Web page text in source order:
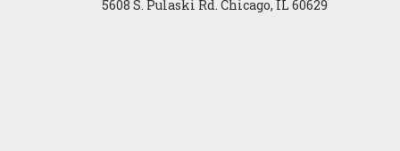
5608 S. Pulaski Rd. Chicago, IL 60629